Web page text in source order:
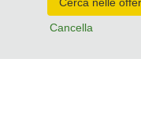
Cancella